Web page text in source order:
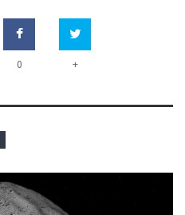
0 +